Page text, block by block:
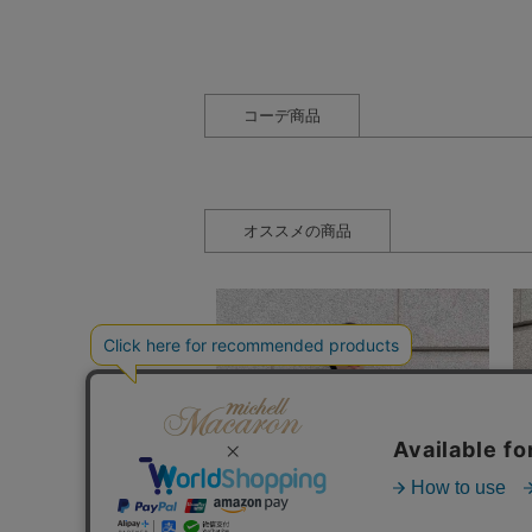
コーデ商品
オススメの商品